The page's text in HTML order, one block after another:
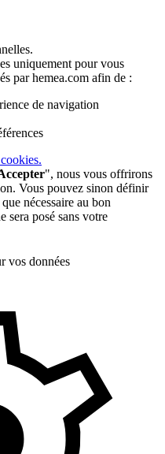
uniquement pour vous
par hemea.com afin de :
de navigation
", nous vous offrirons
Vous pouvez sinon définir
nécessaire au bon
sera posé sans votre
vos données